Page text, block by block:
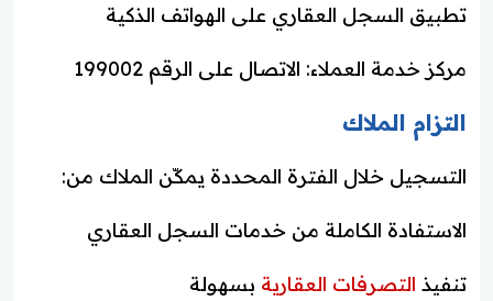
تطبيق السجل العقاري على الهواتف الذكية
مركز خدمة العملاء: الاتصال على الرقم 199002
التزام الملاك
التسجيل خلال الفترة المحددة يمكّن الملاك من:
الاستفادة الكاملة من خدمات السجل العقاري
تنفيذ التصرفات العقارية بسهولة